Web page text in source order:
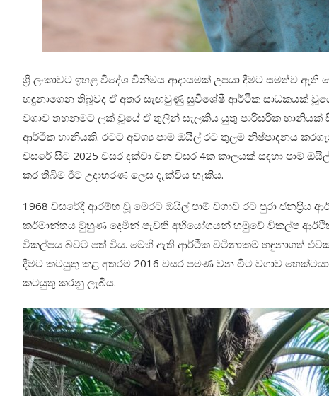
ශ්‍රී ලංකාවට ඉහළ විදේශ විනිමය ආදායමක් උපයා දීමට සමත්ව
හඳුනාගෙන තිබූවද ඒ අතර සැඟවුණු සුවිශේෂී ආර්ථික සාධකයක්
වගාව තහනමට ලක් වූයේ ඒ තුලින් සැලකිය යුතු පාරිසරික
ආර්ථික හානියකි. රටට අවශ්‍ය පාම් ඔයිල් රට තුලම නිෂ්පාදනය
වසරේ සිට 2025 වසර දක්වා වන වසර 4ක කාලයක් සඳහා
කර තිබීම ඊට උදාහරණ ලෙස දැක්විය හැකිය.
1968 වසරේදී ආරම්භ වූ මෙරට ඔයිල් පාම් වගාව රට පුරා
කර්මාන්තය මුහුණ දෙමින් පැවති අභියෝගයන් හමුවේ විකල්ප
විකල්පය බවට පත් විය. මෙහි ඇති ආර්ථික වටිනාකම හඳුනාගත් එවක
දීමට කටයුතු කළ අතරම 2016 වසර පමණ වන විට වගාව
කටයුතු කරනු ලැබීය.